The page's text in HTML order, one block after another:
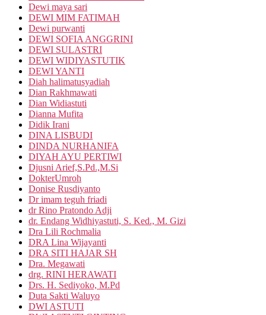
Dewi maya sari
DEWI MIM FATIMAH
Dewi purwanti
DEWI SOFIA ANGGRINI
DEWI SULASTRI
DEWI WIDIYASTUTIK
DEWI YANTI
Diah halimatusyadiah
Dian Rakhmawati
Dian Widiastuti
Dianna Mufita
Didik Irani
DINA LISBUDI
DINDA NURHANIFA
DIYAH AYU PERTIWI
Djusni Arief,S.Pd.,M.Si
DokterUmroh
Donise Rusdiyanto
Dr imam teguh friadi
dr Rino Pratondo Adji
dr. Endang Widhiyastuti, S. Ked., M. Gizi
Dra Lili Rochmalia
DRA Lina Wijayanti
DRA SITI HAJAR SH
Dra. Megawati
drg. RINI HERAWATI
Drs. H. Sediyoko, M.Pd
Duta Sakti Waluyo
DWI ASTUTI